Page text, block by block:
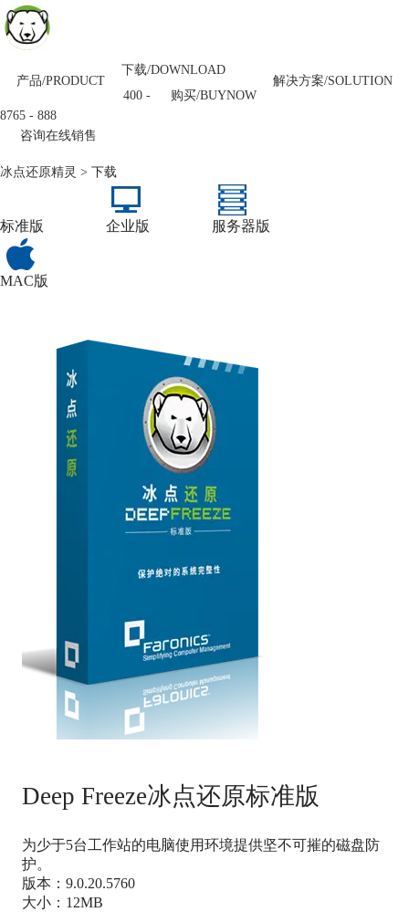
产品/PRODUCT 解决方案/SOLUTION
下载/DOWNLOAD
购买/BUYNOW
400 -
8765 - 888
咨询在线销售
冰点还原精灵 > 下载
标准版 企业版 服务器版
MAC版
Deep Freeze冰点还原标准版
为少于5台工作站的电脑使用环境提供坚不可摧的磁盘防
护。
版本：9.0.20.5760
大小：12MB